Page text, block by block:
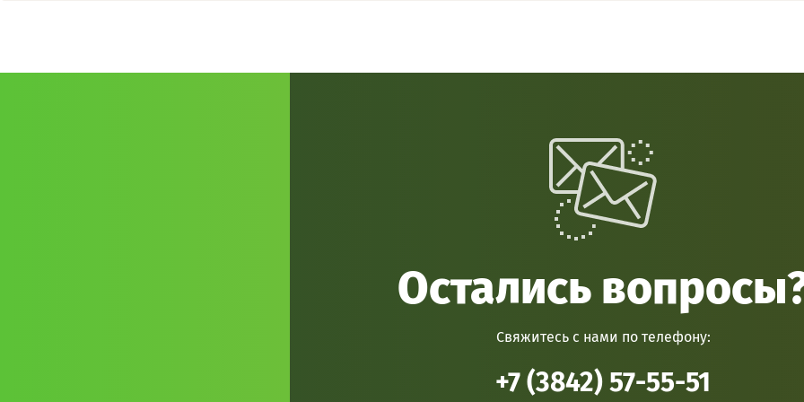
Остались
Свяжитесь с нами по телефону:
+7 (3842) 57-55-51